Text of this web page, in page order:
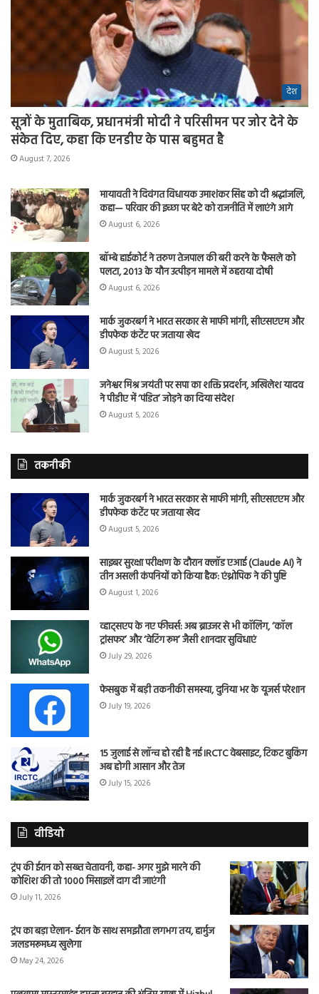
देश
सूत्रों के मुताबिक, प्रधानमंत्री मोदी ने परिसीमन पर जोर देने के
संकेत दिए, कहा कि एनडीए के पास बहुमत है
August 7, 2026
मायावती ने दिवंगत विधायक उमाशंकर सिंह को दी श्रद्धांजलि,
कहा— परिवार की इच्छा पर बेटे को राजनीति में लाएंगे आगे
August 6, 2026
बॉम्बे हाईकोर्ट ने तरुण तेजपाल की बरी करने के फैसले को
पलटा, 2013 के यौन उत्पीड़न मामले में ठहराया दोषी
August 6, 2026
मार्क जुकरबर्ग ने भारत सरकार से माफी मांगी, सीएसएएम और
डीपफेक कंटेंट पर जताया खेद
August 5, 2026
जनेश्वर मिश्र जयंती पर सपा का शक्ति प्रदर्शन, अखिलेश यादव
ने पीडीए में ‘पंडित’ जोड़ने का दिया संदेश
August 5, 2026
तकनीकी
मार्क जुकरबर्ग ने भारत सरकार से माफी मांगी, सीएसएएम और
डीपफेक कंटेंट पर जताया खेद
August 5, 2026
साइबर सुरक्षा परीक्षण के दौरान क्लॉड एआई (Claude AI) ने
तीन असली कंपनियों को किया हैक: एंथ्रोपिक ने की पुष्टि
August 1, 2026
व्हाट्सएप के नए फीचर्स: अब ब्राउजर से भी कॉलिंग, ‘कॉल
ट्रांसफर’ और ‘वेटिंग रूम’ जैसी शानदार सुविधाएं
July 29, 2026
फेसबुक में बड़ी तकनीकी समस्या, दुनिया भर के यूजर्स परेशान
July 19, 2026
15 जुलाई से लॉन्च हो रही है नई IRCTC वेबसाइट, टिकट बुकिंग
अब होगी आसान और तेज
July 15, 2026
वीडियो
ट्रंप की ईरान को सख्त चेतावनी, कहा- अगर मुझे मारने की
कोशिश की तो 1000 मिसाइलें दाग दी जाएंगी
July 11, 2026
ट्रंप का बड़ा ऐलान- ईरान के साथ समझौता लगभग तय, हार्मुज
जलडमरूमध्य खुलेगा
May 24, 2026